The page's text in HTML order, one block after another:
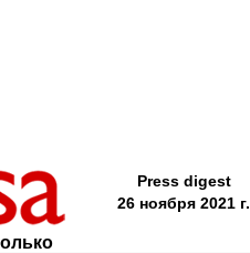
Press digest
26 ноября 2021 г.